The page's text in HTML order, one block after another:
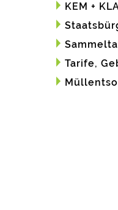
KEM +
Tarife,